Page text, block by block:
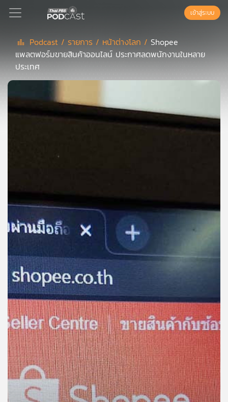
Podcast
ย์
ลิ
ของ
คุณ
เพลง
บทความ
ข่าว
และ
กิจกรรม
เข้าสู่ระบบ
Podcast / รายการ / หน้าต่างโลก / Shopee
แพลตฟอร์มขายสินค้าออนไลน์ ประกาศลดพนักงานในหลาย
ประเทศ